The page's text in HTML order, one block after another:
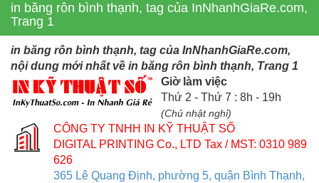
in băng rôn bình thạnh, tag của InNhanhGiaRe.com,
Trang 1
in băng rôn bình thạnh, tag của InNhanhGiaRe.com,
nội dung mới nhất về in băng rôn bình thạnh, Trang 1
Giờ làm việc
Thứ 2 - Thứ 7 : 8h - 19h
(Chủ nhật nghỉ)
CÔNG TY TNHH IN KỸ THUẬT SỐ
DIGITAL PRINTING Co., LTD Tax / MST: 0310 989
626
365 Lê Quang Định, phường 5, quận Bình Thạnh,